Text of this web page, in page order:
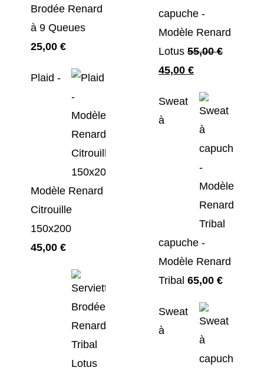
Brodée Renard
à 9 Queues
25,00€
Plaid -
Modèle Renard
Citrouille
150x200
45,00€
capuche -
Modèle Renard
Lotus 55,00€
Le
initial
était :
45,00 €Le
actuel
est :
45,00 €.
Sweat
à
capuche -
Modèle Renard
Tribal 65,00 €
Sweat
à